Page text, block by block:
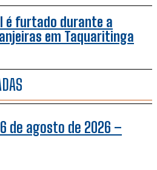
é furtado durante a
em Taquaritinga
de agosto de 2026 –